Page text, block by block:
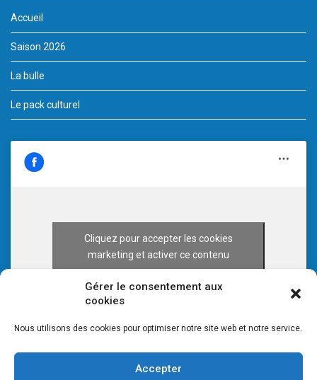
Gérer le consentement aux
cookies
Nous utilisons des cookies pour optimiser notre site web et notre service.
Accepter
Accueil
Saison 2026
La bulle
Le pack culturel
Cliquez pour accepter les cookies
marketing et activer ce contenu